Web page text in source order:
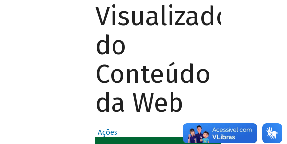
Visualizador
do
Conteúdo
da Web
Ações